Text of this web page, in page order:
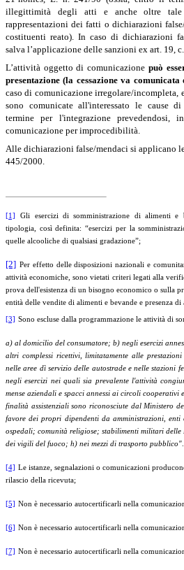
illegittimità degli atti e anche oltre tale
rappresentazioni dei fatti o dichiarazioni
costituenti reato). In caso di dichiarazioni
salva l’applicazione delle sanzioni ex art. 19,
L’attività oggetto di comunicazione può
presentazione (la cessazione va
caso di comunicazione irregolare/incompleta,
sono comunicate all'interessato le cause
termine per l'integrazione prevedendosi,
comunicazione per improcedibilità.
Alle dichiarazioni false/mendaci si applicano
445/2000.
[1]
Gli esercizi di somministrazione di alimenti e
tipologia, così definita: “esercizi per la
quelle alcooliche di qualsiasi gradazione”;
[2] Per effetto delle disposizioni nazionali e
attività economiche,sono vietati criteri legati alla
prova dell'esistenza di un bisogno economico o sulla
entità delle vendite di alimenti e bevande e presenza
[3] Sono escluse dalla programmazione le attività di
a) al domicilio del consumatore; b) negli esercizi
altri complessi ricettivi, limitatamente alle
nelle aree dì servizio delle autostrade e nelle stazioni
negli esercizi nei quali sia prevalente l'attività
mense aziendali e spacci annessi ai circoli
finalità assistenziali sono riconosciute dal Ministero
favore dei propri dipendenti da amministrazioni, enti
ospedali; comunità religiose; stabilimenti militari
dei vigili del fuoco; h) nei mezzi di trasporto pubblico"
[4] Le istanze, segnalazioni o comunicazioni
rilascio della ricevuta;
[5] Non è necessario autocertificarli nella
[6] Non è necessario autocertificarli nella
[7] Non è necessario autocertificarli nella